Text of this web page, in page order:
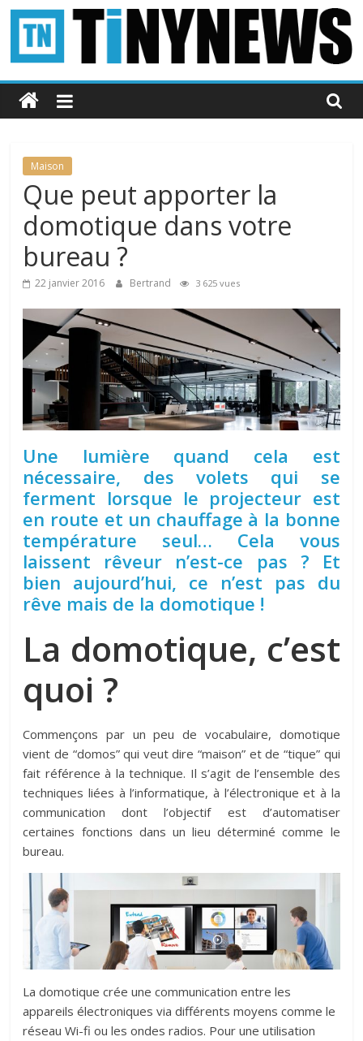
Passer
contenu
Tinynews
Le
belge
connecté
Maison
Que peut apporter la
domotique dans votre
bureau ?
22 janvier 2016 Bertrand 3 625 vues
Une lumière quand cela est
nécessaire, des volets qui se
ferment lorsque le projecteur est
en route et un chauffage à la bonne
température seul… Cela vous
laissent rêveur n’est-ce pas ? Et
bien aujourd’hui, ce n’est pas du
rêve mais de la domotique !
La domotique, c’est
quoi ?
Commençons par un peu de vocabulaire, domotique
vient de “domos” qui veut dire “maison” et de “tique” qui
fait référence à la technique. Il s’agit de l’ensemble des
techniques liées à l’informatique, à l’électronique et à la
communication dont l’objectif est d’automatiser
certaines fonctions dans un lieu déterminé comme le
bureau.
La domotique crée une communication entre les
appareils électroniques via différents moyens comme le
réseau Wi-fi ou les ondes radios. Pour une utilisation